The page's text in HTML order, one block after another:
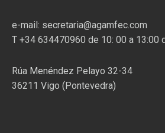
e-mail: secretaria@agamfec.com
T +34 634470960 de 10: 00 a 13:00
Rúa Menéndez Pelayo 32-34
36211 Vigo (Pontevedra)